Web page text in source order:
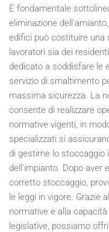
È fondamentale
eliminazione
edifici può costituire una
lavoratori sia dei
dedicato a soddisfare le
servizio di smaltimento
massima sicurezza. La
consente di realizzare
normative vigenti, in
specializzati si
di gestirne lo stoccaggio
dell'impianto. Dopo aver
corretto stoccaggio,
le leggi in vigore. Grazie
normative e alla
legislative, possiamo